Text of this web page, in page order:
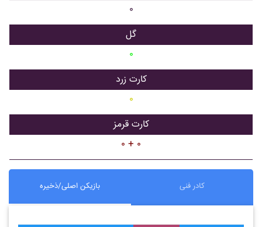
۰
گل
۰
کارت زرد
۰
کارت قرمز
۰ + ۰
بازیکن اصلی/ذخیره کادر فنی